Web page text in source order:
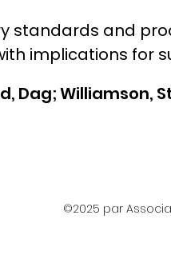
standards and
implications for
Dag; Williamson,
©2025 par